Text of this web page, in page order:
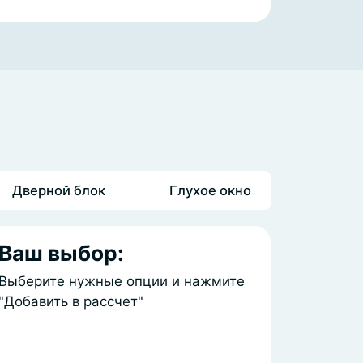
Дверной блок Глухое окно
выбор:
нужные опции и нажмите
в рассчет"